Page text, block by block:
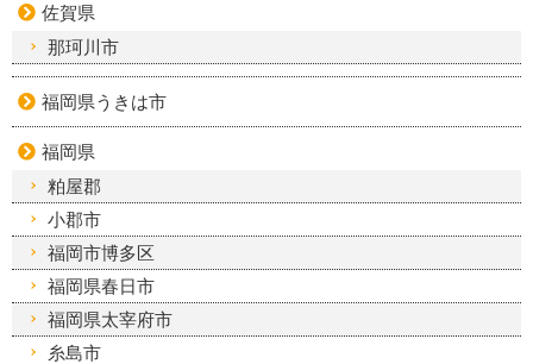
佐賀県
那珂川市
福岡県うきは市
福岡県
粕屋郡
小郡市
福岡市博多区
福岡県春日市
福岡県太宰府市
糸島市